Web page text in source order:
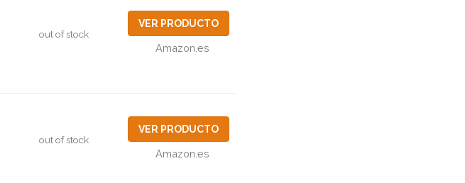
out of stock
VER PRODUCTO
Amazon.es
out of stock
VER PRODUCTO
Amazon.es